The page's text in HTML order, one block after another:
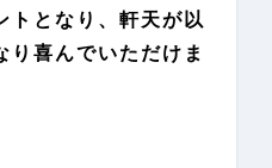
トとなり、軒天が以
り喜んでいただけま